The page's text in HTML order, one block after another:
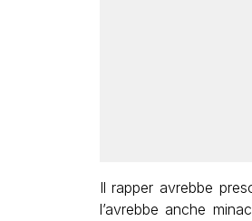
Il rapper avrebbe
l’avrebbe anche